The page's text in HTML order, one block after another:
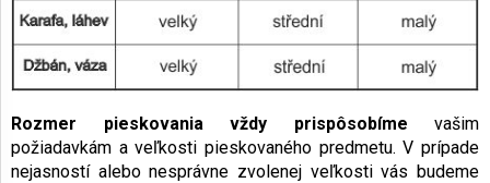
Rozmer pieskovania vždy prispôsobíme vašim
požiadavkám a veľkosti pieskovaného predmetu. V prípade
nejasností alebo nesprávne zvolenej veľkosti vás budeme